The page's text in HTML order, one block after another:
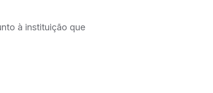
à instituição que